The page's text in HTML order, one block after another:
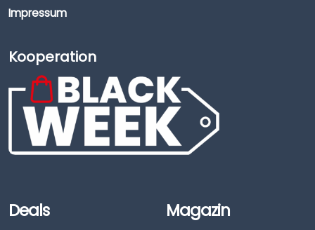
Impressum
Kooperation
Deals Magazin